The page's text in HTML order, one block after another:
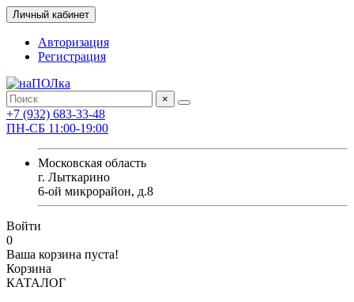
Личный кабинет
Авторизация
Регистрация
×
+7 (932) 683-33-48
ПН-СБ 11:00-19:00
Московская область
г. Лыткарино
6-ой микрорайон, д.8
Войти
0
Ваша корзина пуста!
Корзина
КАТАЛОГ